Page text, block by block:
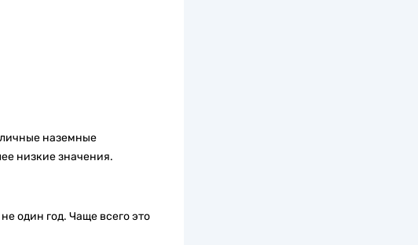
наземные
низкие значения.
один год. Чаще всего это